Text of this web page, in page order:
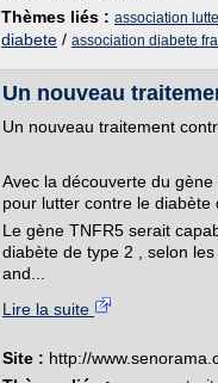
Thèmes liés : association
diabete / association diabete
Un nouveau
Un nouveau traitement
Avec la découverte du
pour lutter contre le diabète
Le gène TNFR5 serait
diabète de type 2 , selon
and...
Lire la suite
Site : http://